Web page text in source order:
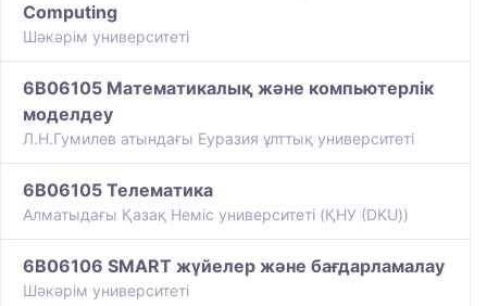
Computing
Шәкәрім университеті
6B06105 Математикалық және компьютерлік
моделдеу
Л.Н.Гумилев атындағы Еуразия ұлттық университеті
6B06105 Телематика
Алматыдағы Қазақ Немiс университетi (ҚНУ (DKU))
6B06106 SMART жүйелер және бағдарламалау
Шәкәрім университеті